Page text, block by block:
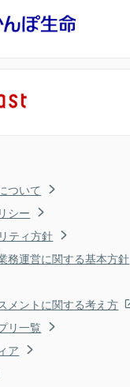
ついて
シー
ティ方針
務運営に関する基本方針
メントに関する考え方
リ一覧
ア